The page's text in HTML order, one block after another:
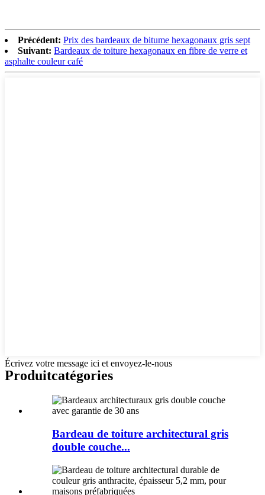
Précédent: Prix ​​des bardeaux de bitume hexagonaux gris sept
Suivant: Bardeaux de toiture hexagonaux en fibre de verre et
asphalte couleur café
Écrivez votre message ici et envoyez-le-nous
Produitcatégories
Bardeau de toiture architectural gris
double couche...